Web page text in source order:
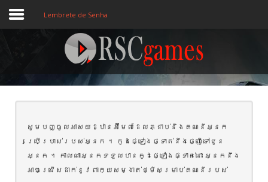
Registre-se
Home
Assine
Sobre
Lembrete de Senha
សូម​បញ្ចូល​អាសយដ្ឋាន​អ៊ីមែល​ដែល​ភ្ជាប់នឹង​គណនី​អ្នក
ប្រើប្រាស់​របស់​អ្នក ។ កូដ​ផ្ទៀងផ្ទាត់​នឹង​ផ្ញើ​ទៅ​ជូន​
អ្នក ។ កាលណា​អ្នក​ទទួល​បាន​កូដ​ផ្ទៀងផ្ទាត់​នោះ អ្នក​នឹង​
អាច​ជ្រើស​ដាក់​នូវ​ពាក្យសម្ងាត់​ថ្មី​សម្រាប់​គណនី​របស់​